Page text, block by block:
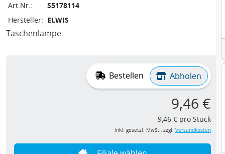
Art.Nr.:
S5178114
Hersteller: ELWIS
Taschenlampe
Bestellen Abholen
9,46 €
9,46 € pro Stück
inkl. gesetzl. MwSt., zzgl. Versandkosten